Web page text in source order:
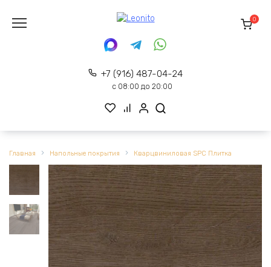
содержанию
+7 (916) 487-04-24
с 08:00 до 20:00
0
Главная Напольные покрытия Кварцвиниловая SPC Плитка